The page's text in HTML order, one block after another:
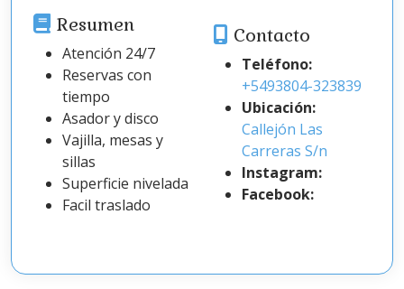
Resumen
Atención 24/7
Reservas con
tiempo
Asador y disco
Vajilla, mesas y
sillas
Superficie nivelada
Facil traslado
Contacto
Teléfono:
+5493804-323839
Ubicación:
Callejón Las
Carreras S/n
Instagram:
Facebook: